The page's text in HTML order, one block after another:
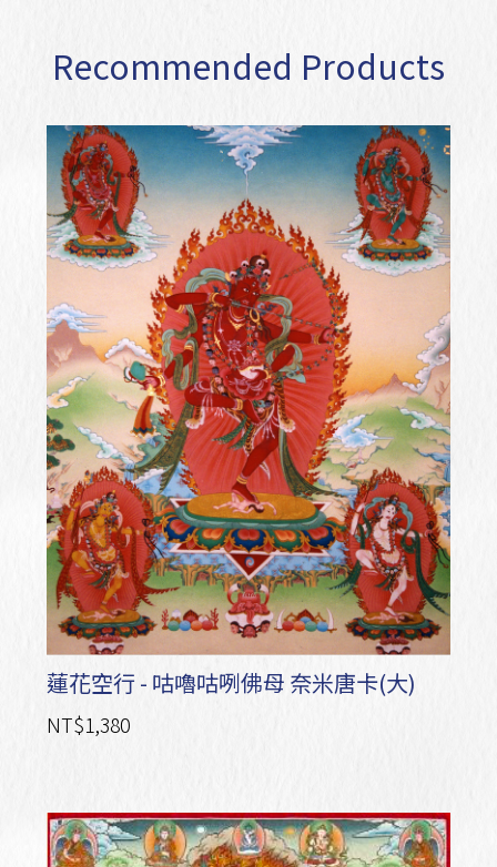
Recommended Products
蓮花空行 - 咕嚕咕咧佛母 奈米唐卡(大)
NT$1,380